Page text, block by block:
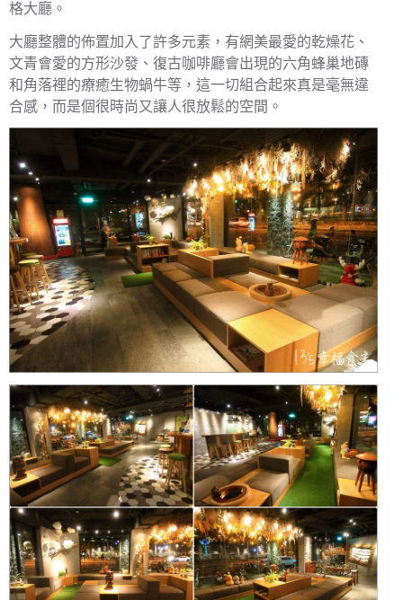
格大廳。
大廳整體的佈置加入了許多元素，有網美最愛的乾燥花、
文青會愛的方形沙發、復古咖啡廳會出現的六角蜂巢地磚
和角落裡的療癒生物蝸牛等，這一切組合起來真是毫無違
合感，而是個很時尚又讓人很放鬆的空間。